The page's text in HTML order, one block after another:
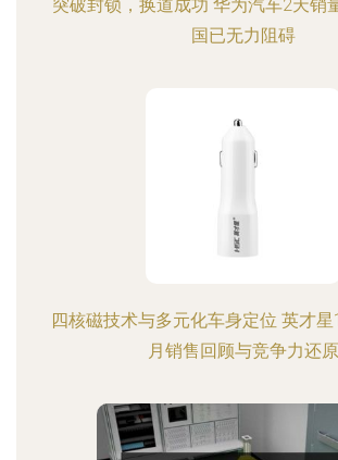
突破封锁，换道成功 华为汽车2天销
国已无力阻碍
四核磁技术与多元化车身定位 英才
月销售回顾与竞争力还原